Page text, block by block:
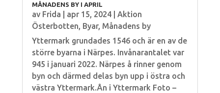
MÅNADENS BY I APRIL
av Frida apr 15, 2024| Aktion
Österbotten, Byar, Månadens by
Yttermark grundades 1546 och är en av de
större byarna i Närpes. Invånarantalet var
945 i januari 2022. Närpes å rinner genom
byn och därmed delas byn upp i östra och
västra Yttermark.Ån i Yttermark Foto –